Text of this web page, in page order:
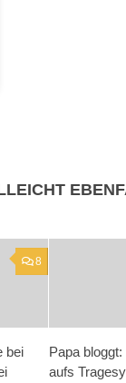
8
bei
Papa
aufs